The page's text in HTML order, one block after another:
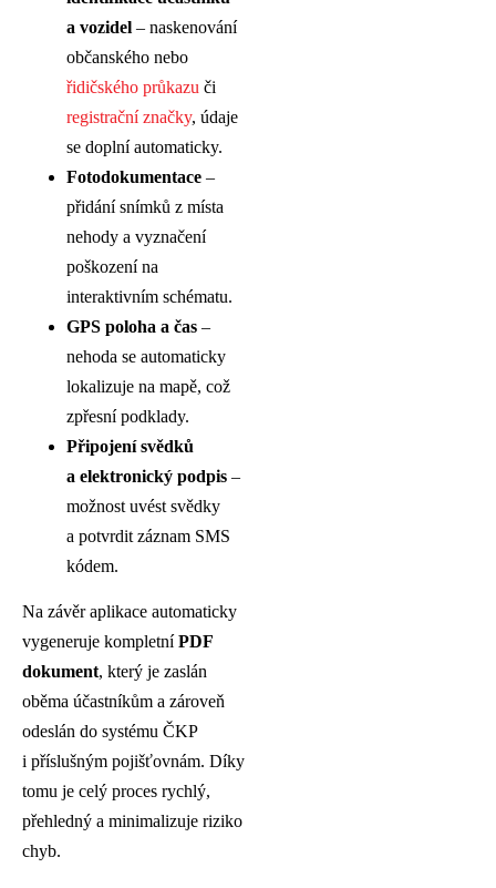
a vozidel – naskenování
občanského nebo
řidičského průkazu či
registrační značky, údaje
se doplní automaticky.
Fotodokumentace –
přidání snímků z místa
nehody a vyznačení
poškození na
interaktivním schématu.
GPS poloha a čas –
nehoda se automaticky
lokalizuje na mapě, což
zpřesní podklady.
Připojení svědků
a elektronický podpis –
možnost uvést svědky
a potvrdit záznam SMS
kódem.
Na závěr aplikace automaticky
vygeneruje kompletníPDF
dokument, který je zaslán
oběma účastníkům a zároveň
odeslán do systému ČKP
i příslušným pojišťovnám. Díky
tomu je celý proces rychlý,
přehledný a minimalizuje riziko
chyb.